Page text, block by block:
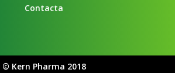
Contacta
© Kern Pharma 2018